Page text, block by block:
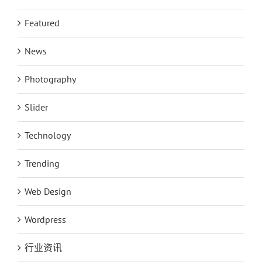
Featured
News
Photography
Slider
Technology
Trending
Web Design
Wordpress
行业资讯